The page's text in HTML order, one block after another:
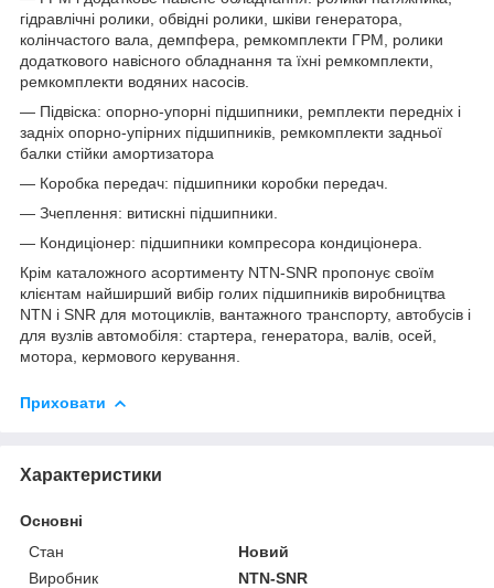
гідравлічні ролики, обвідні ролики, шківи генератора,
колінчастого вала, демпфера, ремкомплекти ГРМ, ролики
додаткового навісного обладнання та їхні ремкомплекти,
ремкомплекти водяних насосів.
— Підвіска: опорно-упорні підшипники, ремплекти передніх і
задніх опорно-упірних підшипників, ремкомплекти задньої
балки стійки амортизатора
— Коробка передач: підшипники коробки передач.
— Зчеплення: витискні підшипники.
— Кондиціонер: підшипники компресора кондиціонера.
Крім каталожного асортименту NTN-SNR пропонує своїм
клієнтам найширший вибір голих підшипників виробництва
NTN і SNR для мотоциклів, вантажного транспорту, автобусів і
для вузлів автомобіля: стартера, генератора, валів, осей,
мотора, кермового керування.
Приховати
Характеристики
Основні
Стан
Новий
Виробник
NTN-SNR